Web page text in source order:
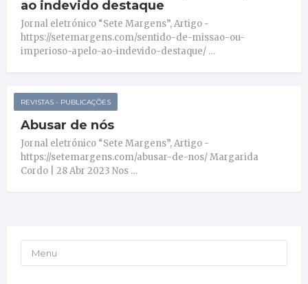
ao indevido destaque
Jornal eletrónico “Sete Margens”, Artigo -
https://setemargens.com/sentido-de-missao-ou-
imperioso-apelo-ao-indevido-destaque/ …
REVISTAS - PUBLICAÇÕES
Abusar de nós
Jornal eletrónico “Sete Margens”, Artigo -
https://setemargens.com/abusar-de-nos/ Margarida
Cordo | 28 Abr 2023 Nos …
Menu